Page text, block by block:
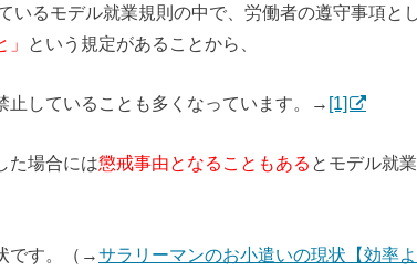
るモデル就業規則の中で、労働者の遵守事項とし
という規定があることから、
止していることも多くなっています。→ [1]
た場合には懲戒事由となることもある とモデル就業
です。（→サラリーマンのお小遣いの現状【効率よ